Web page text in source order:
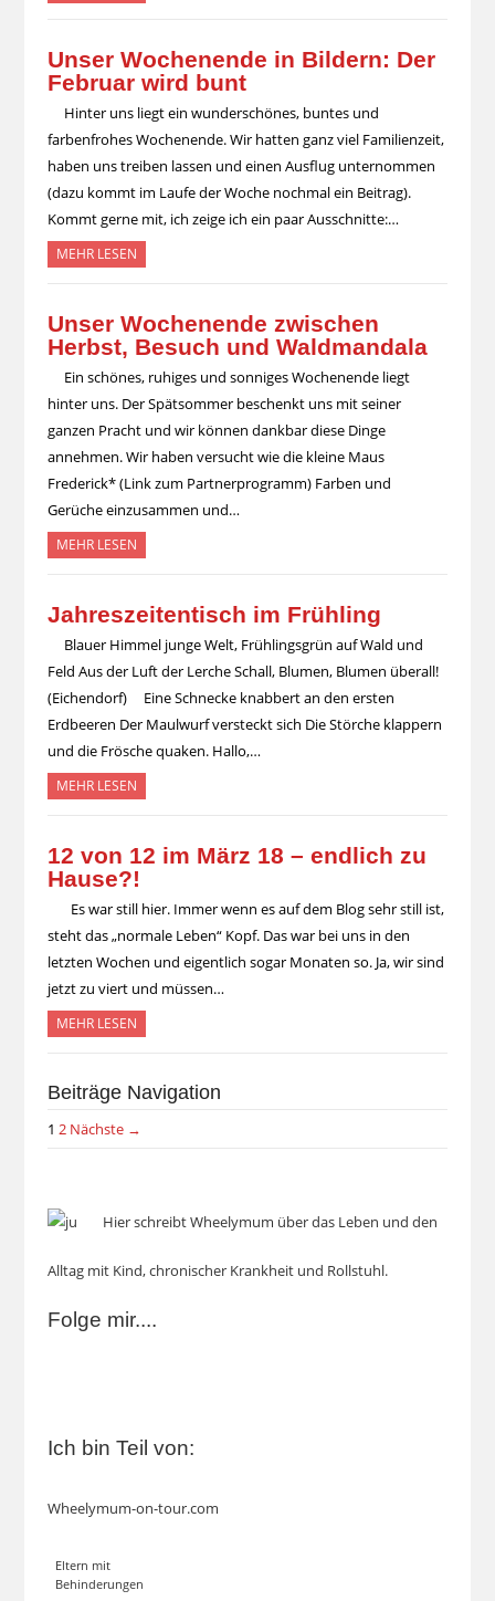
Unser Wochenende in Bildern: Der
Februar wird bunt
Hinter uns liegt ein wunderschönes, buntes und
farbenfrohes Wochenende. Wir hatten ganz viel Familienzeit,
haben uns treiben lassen und einen Ausflug unternommen
(dazu kommt im Laufe der Woche nochmal ein Beitrag).
Kommt gerne mit, ich zeige ich ein paar Ausschnitte:…
MEHR LESEN
Unser Wochenende zwischen
Herbst, Besuch und Waldmandala
Ein schönes, ruhiges und sonniges Wochenende liegt
hinter uns. Der Spätsommer beschenkt uns mit seiner
ganzen Pracht und wir können dankbar diese Dinge
annehmen. Wir haben versucht wie die kleine Maus
Frederick* (Link zum Partnerprogramm) Farben und
Gerüche einzusammen und…
MEHR LESEN
Jahreszeitentisch im Frühling
Blauer Himmel junge Welt, Frühlingsgrün auf Wald und
Feld Aus der Luft der Lerche Schall, Blumen, Blumen überall!
(Eichendorf) Eine Schnecke knabbert an den ersten
Erdbeeren Der Maulwurf versteckt sich Die Störche klappern
und die Frösche quaken. Hallo,…
MEHR LESEN
12 von 12 im März 18 – endlich zu
Hause?!
Es war still hier. Immer wenn es auf dem Blog sehr still ist,
steht das „normale Leben“ Kopf. Das war bei uns in den
letzten Wochen und eigentlich sogar Monaten so. Ja, wir sind
jetzt zu viert und müssen…
MEHR LESEN
Beiträge Navigation
1 2 Nächste →
Hier schreibt Wheelymum über das Leben und den
Alltag mit Kind, chronischer Krankheit und Rollstuhl.
Folge mir....
Ich bin Teil von:
Wheelymum-on-tour.com
Eltern mit
Behinderungen